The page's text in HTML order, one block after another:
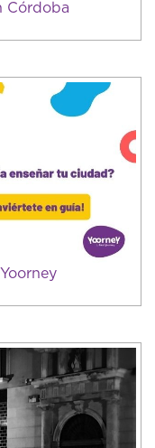
Córdoba